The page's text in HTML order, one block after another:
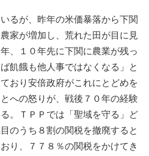
るが、昨年の米価暴落から下関
家が増加し、荒れた田が目に見
、１０年先に下関に農業が残っ
飢餓も他人事ではなくなる」と
おり安倍政府がこれにとどめを
への怒りが、戦後７０年の経験
。ＴＰＰでは「聖域を守る」ど
のうち８割の関税を撤廃すると
り、７７８％の関税をかけてき